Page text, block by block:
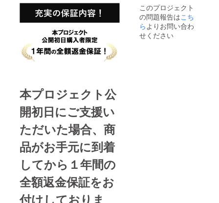
本プロジェクト公
開初日にご支援い
ただいた場合、商
品がお手元に到着
してから１年間の
全額返金保証をお
付けしておりま
このプロジェクト
の問題報告はこち
らよりお問い合わ
せください